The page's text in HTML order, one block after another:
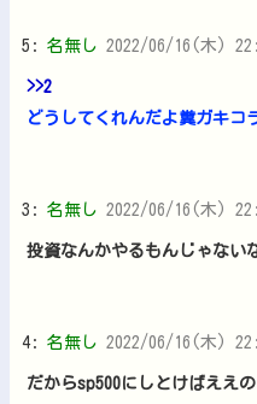
5: 名無し 2022/06/16(木)
>>2
どうしてくれんだよ糞ガキコ
3: 名無し 2022/06/16(木)
投資なんかやるもんじゃない
4: 名無し 2022/06/16(木)
だからsp500にしとけばええ